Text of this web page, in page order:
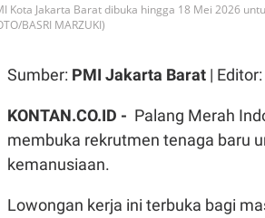
Kota Jakarta Barat dibuka hingga 18 Mei 2026
BASRI MARZUKI)
Sumber: PMI Jakarta Barat | Editor:
KONTAN.CO.ID - Palang Merah
membuka rekrutmen tenaga baru
kemanusiaan.
Lowongan kerja ini terbuka bagi